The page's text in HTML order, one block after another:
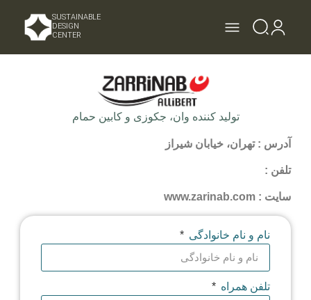
SUSTAINABLE
DESIGN
CENTER
تولید کننده وان، جکوزی و کابین حمام
آدرس : تهران، خیابان شیراز
تلفن :
سایت : www.zarinab.com
نام و نام خانوادگی
تلفن همراه